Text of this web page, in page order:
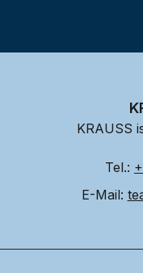
KRAUSS
Tel.:
E-Mail: